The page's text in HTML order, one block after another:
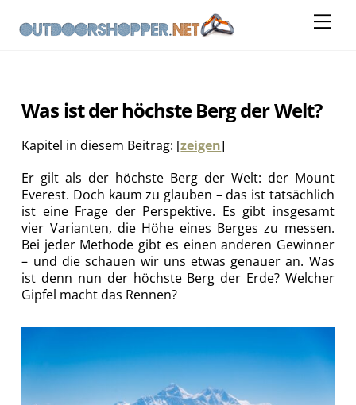
content
Was ist der höchste Berg der Welt?
Kapitel in diesem Beitrag: [zeigen]
Er gilt als der höchste Berg der Welt: der Mount
Everest. Doch kaum zu glauben – das ist tatsächlich
ist eine Frage der Perspektive. Es gibt insgesamt
vier Varianten, die Höhe eines Berges zu messen.
Bei jeder Methode gibt es einen anderen Gewinner
– und die schauen wir uns etwas genauer an. Was
ist denn nun der höchste Berg der Erde? Welcher
Gipfel macht das Rennen?